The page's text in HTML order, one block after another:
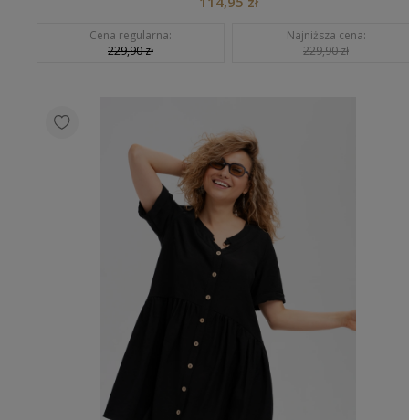
Cena regularna:
229,90 zł
Najniższa cena:
229,90 zł